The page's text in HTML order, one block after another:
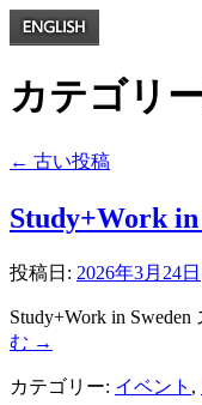
カテゴリ
← 古い投稿
Study+Work
投稿日: 2026年3月24日
Study+Work in
む →
カテゴリー: イベント ,